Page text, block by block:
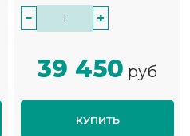
− +
39 450 руб
КУПИТЬ